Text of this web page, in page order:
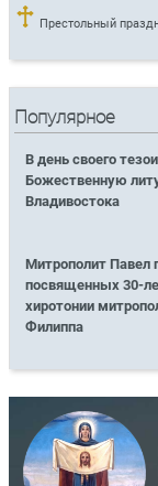
Престольный
Популярное
В день своего
Божественную
Владивостока
Митрополит Павел
посвященных 30-
хиротонии
Филиппа